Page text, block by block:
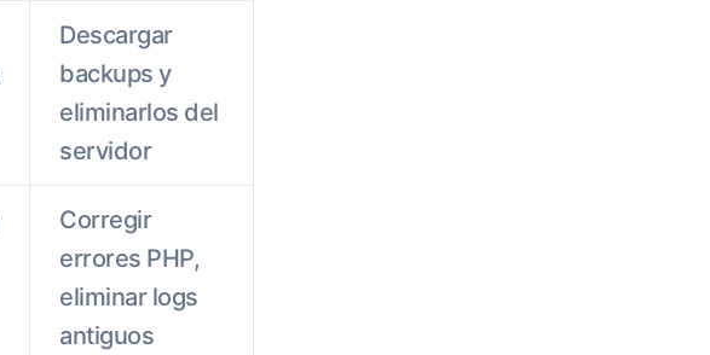
Descargar
backups y
eliminarlos del
servidor
Corregir
errores PHP,
eliminar logs
antiguos